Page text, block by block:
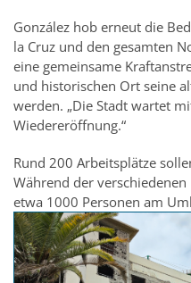
González hob erneut die
la Cruz und den gesamten
eine gemeinsame
und historischen Ort seine
werden. „Die Stadt wartet
Wiedereröffnung.“
Rund 200 Arbeitsplätze
Während der
etwa 1000 Personen am